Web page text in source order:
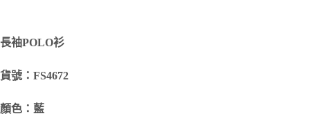
長袖POLO衫
貨號：FS4672
顏色：藍